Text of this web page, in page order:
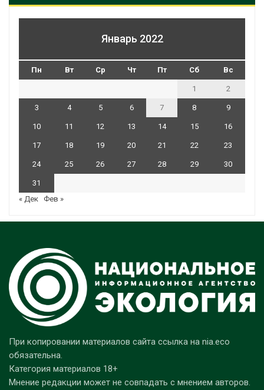
Январь 2022
Пн Вт Ср Чт Пт Сб Вс
1 2
3 4 5 6 7 8 9
10 11 12 13 14 15 16
17 18 19 20 21 22 23
24 25 26 27 28 29 30
31
« Дек Фев »
При копировании материалов сайта ссылка на nia.eco
обязательна.
Категория материалов 18+
Мнение редакции может не совпадать с мнением авторов.